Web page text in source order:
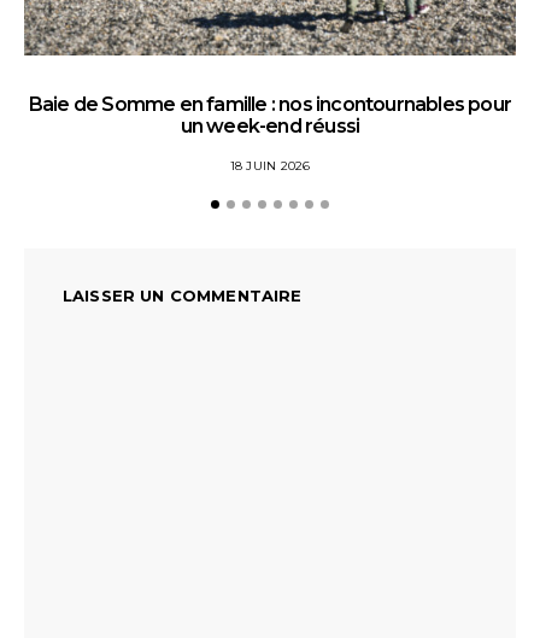
Baie de Somme en famille : nos incontournables pour
un week-end réussi
18 JUIN 2026
LAISSER UN COMMENTAIRE